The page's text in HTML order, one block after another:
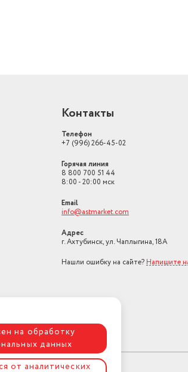
Контакты
Телефон
+7 (996) 266-45-02
Горячая линия
8 800 700 51 44
8:00 - 20:00 мск
Email
info@astmarket.com
Адрес
г. Ахтубинск, ул. Чаплыгина, 18А
Нашли ошибку на сайте? Напишите
на обработку
данных
от аналитических